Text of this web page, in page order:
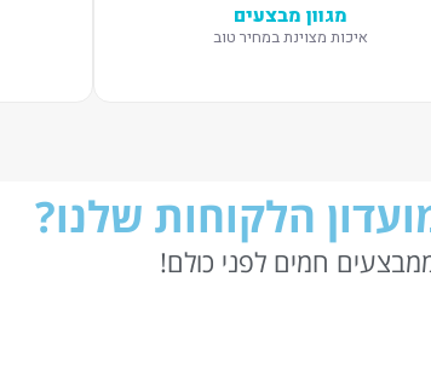
מגוון מבצעים
איכות מצוינת במחיר טוב
הלקוחות שלנו?
חמים לפני כולם!